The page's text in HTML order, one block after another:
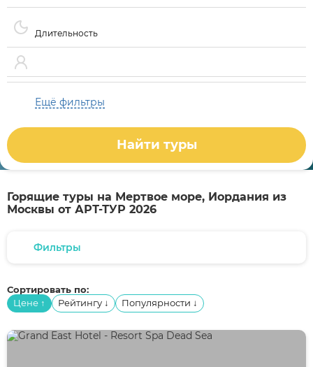
Длительность
Ещё фильтры
Найти туры
Горящие туры на Мертвое море, Иордания из
Москвы от АРТ-ТУР 2026
Фильтры
Сортировать по:
Цене ↑ Рейтингу ↓ Популярности ↓